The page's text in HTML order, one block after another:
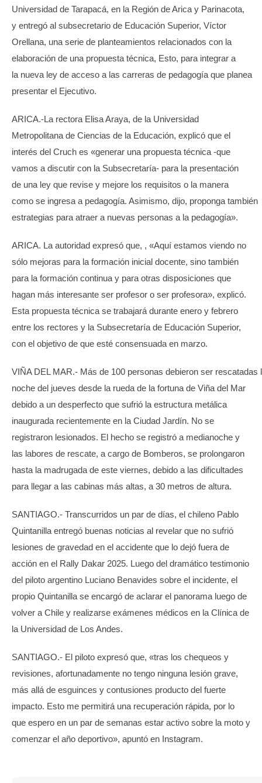
Universidad de Tarapacá, en la Región de Arica y Parinacota,
y entregó al subsecretario de Educación Superior, Víctor
Orellana, una serie de planteamientos relacionados con la
elaboración de una propuesta técnica, Esto, para integrar a
la nueva ley de acceso a las carreras de pedagogía que planea
presentar el Ejecutivo.
ARICA.-La rectora Elisa Araya, de la Universidad
Metropolitana de Ciencias de la Educación, explicó que el
interés del Cruch es «generar una propuesta técnica -que
vamos a discutir con la Subsecretaría- para la presentación
de una ley que revise y mejore los requisitos o la manera
como se ingresa a pedagogía. Asimismo, dijo, proponga también
estrategias para atraer a nuevas personas a la pedagogía».
ARICA. La autoridad expresó que, , «Aquí estamos viendo no
sólo mejoras para la formación inicial docente, sino también
para la formación continua y para otras disposiciones que
hagan más interesante ser profesor o ser profesora», explicó.
Esta propuesta técnica se trabajará durante enero y febrero
entre los rectores y la Subsecretaría de Educación Superior,
con el objetivo de que esté consensuada en marzo.
VIÑA DEL MAR.- Más de 100 personas debieron ser rescatadas
noche del jueves desde la rueda de la fortuna de Viña del Mar
debido a un desperfecto que sufrió la estructura metálica
inaugurada recientemente en la Ciudad Jardín. No se
registraron lesionados. El hecho se registró a medianoche y
las labores de rescate, a cargo de Bomberos, se prolongaron
hasta la madrugada de este viernes, debido a las dificultades
para llegar a las cabinas más altas, a 30 metros de altura.
SANTIAGO.- Transcurridos un par de días, el chileno Pablo
Quintanilla entregó buenas noticias al revelar que no sufrió
lesiones de gravedad en el accidente que lo dejó fuera de
acción en el Rally Dakar 2025. Luego del dramático testimonio
del piloto argentino Luciano Benavides sobre el incidente, el
propio Quintanilla se encargó de aclarar el panorama luego de
volver a Chile y realizarse exámenes médicos en la Clínica de
la Universidad de Los Andes.
SANTIAGO.- El piloto expresó que, «tras los chequeos y
revisiones, afortunadamente no tengo ninguna lesión grave,
más allá de esguinces y contusiones producto del fuerte
impacto. Esto me permitirá una recuperación rápida, por lo
que espero en un par de semanas estar activo sobre la moto y
comenzar el año deportivo», apuntó en Instagram.